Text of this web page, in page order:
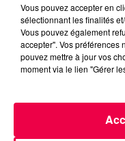
Vous pouvez accepter en
sélectionnant les finalités
Vous pouvez également
accepter". Vos préférences
pouvez mettre à jour vos
moment via le lien "Gérer